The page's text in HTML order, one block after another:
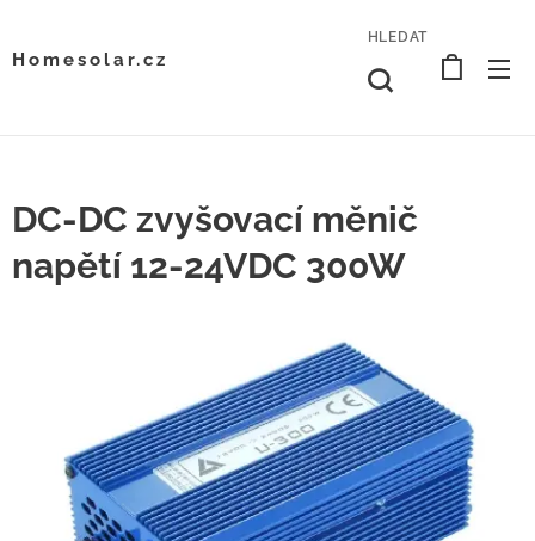
Homesolar.cz
HLEDAT
DC-DC zvyšovací měnič
napětí 12-24VDC 300W